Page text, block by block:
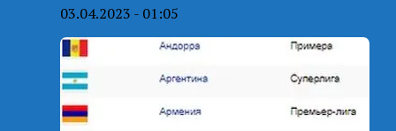
03.04.2023 - 01:05